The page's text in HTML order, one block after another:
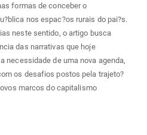
formas de conceber o
nos espac?os rurais do pai?s.
neste sentido, o artigo busca
das narrativas que hoje
necessidade de uma nova agenda,
os desafios postos pela trajeto?
marcos do capitalismo